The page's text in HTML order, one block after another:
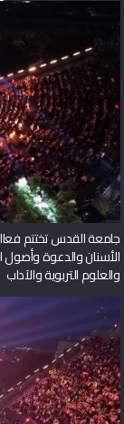
جامعة القدس تختتم
الأسنان والدعوة وأصول
والعلوم التربوية والآداب